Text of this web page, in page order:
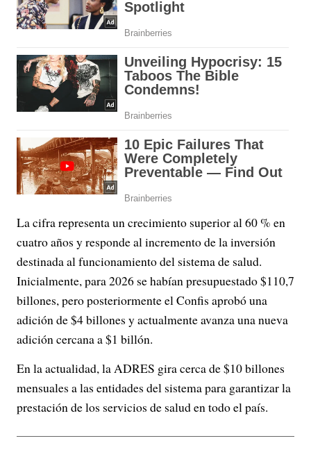
La cifra representa un crecimiento superior al 60 % en
cuatro años y responde al incremento de la inversión
destinada al funcionamiento del sistema de salud.
Inicialmente, para 2026 se habían presupuestado $110,7
billones, pero posteriormente el Confis aprobó una
adición de $4 billones y actualmente avanza una nueva
adición cercana a $1 billón.
En la actualidad, la ADRES gira cerca de $10 billones
mensuales a las entidades del sistema para garantizar la
prestación de los servicios de salud en todo el país.